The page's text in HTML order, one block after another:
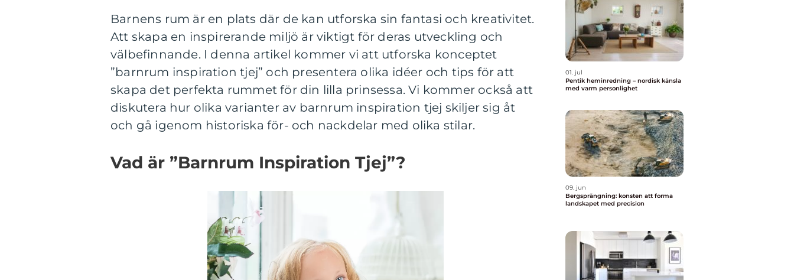
Barnens rum är en plats där de kan utforska sin fantasi och kreativitet.
Att skapa en inspirerande miljö är viktigt för deras utveckling och
välbefinnande. I denna artikel kommer vi att utforska konceptet
”barnrum inspiration tjej” och presentera olika idéer och tips för att
skapa det perfekta rummet för din lilla prinsessa. Vi kommer också att
diskutera hur olika varianter av barnrum inspiration tjej skiljer sig åt
och gå igenom historiska för- och nackdelar med olika stilar.
Vad är ”Barnrum Inspiration Tjej”?
01. jul
Pentik heminredning – nordisk känsla
med varm personlighet
09. jun
Bergsprängning: konsten att forma
landskapet med precision